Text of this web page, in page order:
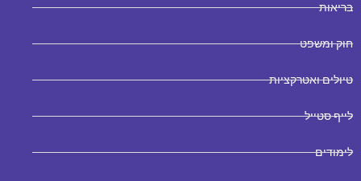
בריאות
חוק ומשפט
טיולים ואטרקציות
לייף סטייל
לימודים